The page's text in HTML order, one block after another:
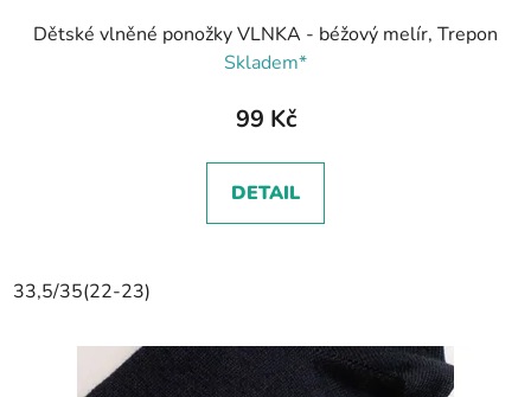
Dětské vlněné ponožky VLNKA - béžový melír, Trepon
Skladem*
99 Kč
DETAIL
33,5/35(22-23)